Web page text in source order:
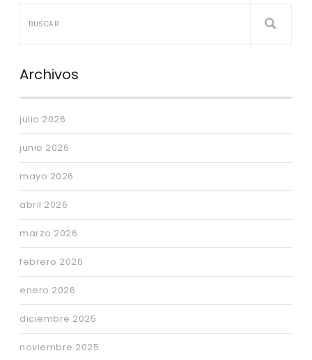
Archivos
julio 2026
junio 2026
mayo 2026
abril 2026
marzo 2026
febrero 2026
enero 2026
diciembre 2025
noviembre 2025